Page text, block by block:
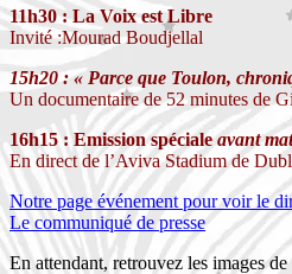
11h30 : La Voix est Libre
Invité :Mourad Boudjellal
15h20 :« Parce que Toulon,
Un documentaire de 52 minutes de
16h15 : Emission spécialeavant
En direct de l’Aviva Stadium de
Notre page événement pour voir le
Le communiqué de presse
En attendant, retrouvez les images